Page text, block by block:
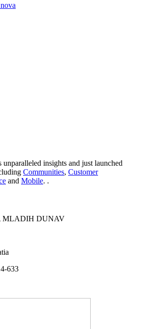
unparalleled insights and just launched
Communities, Customer
and Mobile. .
MLADIH DUNAV
633